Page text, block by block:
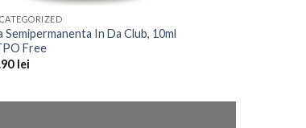
Semipermanenta In Da Club, 10ml
Free
lei